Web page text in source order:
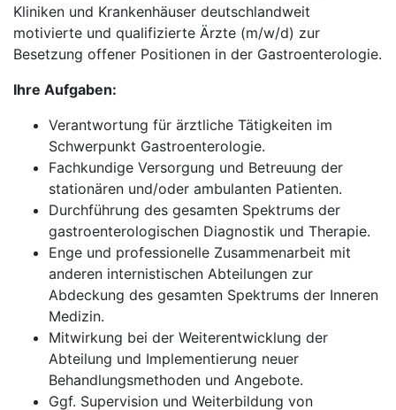
Kliniken und Krankenhäuser deutschlandweit
motivierte und qualifizierte Ärzte (m/w/d) zur
Besetzung offener Positionen in der Gastroenterologie.
Ihre Aufgaben:
Verantwortung für ärztliche Tätigkeiten im
Schwerpunkt Gastroenterologie.
Fachkundige Versorgung und Betreuung der
stationären und/oder ambulanten Patienten.
Durchführung des gesamten Spektrums der
gastroenterologischen Diagnostik und Therapie.
Enge und professionelle Zusammenarbeit mit
anderen internistischen Abteilungen zur
Abdeckung des gesamten Spektrums der Inneren
Medizin.
Mitwirkung bei der Weiterentwicklung der
Abteilung und Implementierung neuer
Behandlungsmethoden und Angebote.
Ggf. Supervision und Weiterbildung von